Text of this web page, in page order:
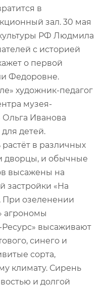
в
зал. 30 мая
РФ Людмила
с историей
о первой
Федоровне.
художник-педагог
музея-
Ольга Иванова
детей.
в различных
дворцы, и обычные
высажены на
застройки «На
При озеленении
агрономы
высаживают
синего и
сорта,
климату. Сирень
и долгой